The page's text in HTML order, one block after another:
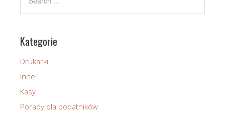
Kategorie
Drukarki
Inne
Kasy
Porady dla podatników